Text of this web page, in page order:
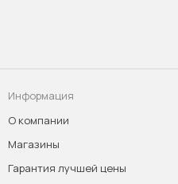
Информация
О компании
Магазины
Гарантия лучшей цены